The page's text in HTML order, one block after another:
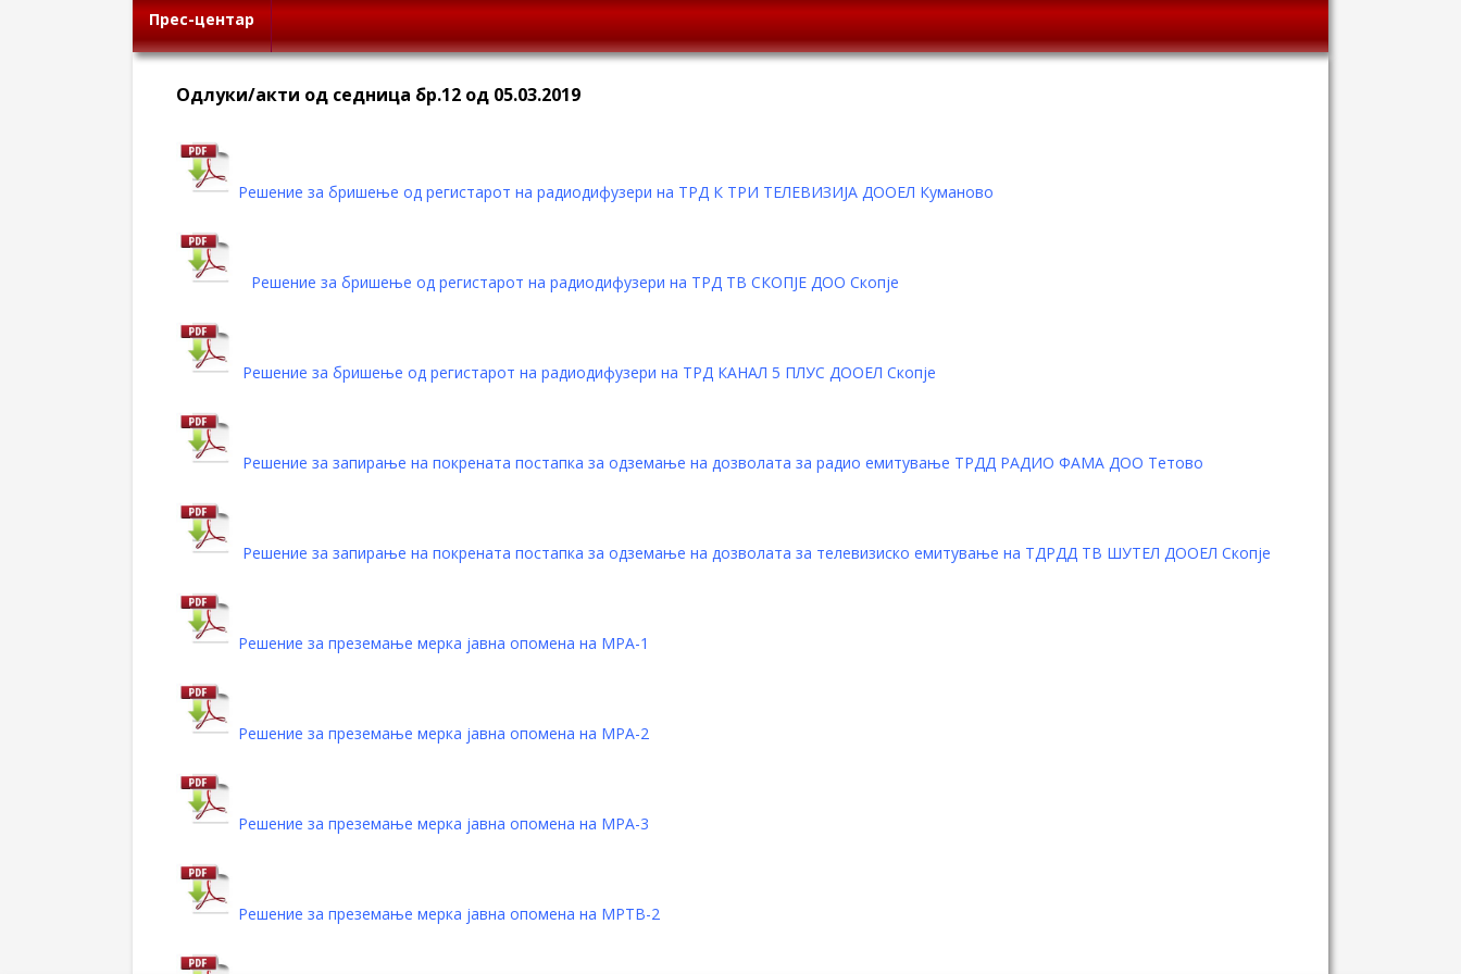
Прес-центар
Oдлуки/акти од седница бр.12 од 05.03.2019
Решение за бришење од регистарот на радиодифузери на ТРД К ТРИ ТЕЛЕВИЗИЈА ДООЕЛ Куманово
Решение за бришење од регистарот на радиодифузери на ТРД ТВ СКОПЈЕ ДОО Скопје
Решение за бришење од регистарот на радиодифузери на ТРД КАНАЛ 5 ПЛУС ДООЕЛ Скопје
Решение за запирање на покрената постапка за одземање на дозволата за радио емитување ТРДД РАДИО ФАМА ДОО Тетово
Решение за запирање на покрената постапка за одземање на дозволата за телевизиско емитување на ТДРДД ТВ ШУТЕЛ ДООЕЛ Скопје
Решение за преземање мерка јавна опомена на МРА-1
Решение за преземање мерка јавна опомена на МРА-2
Решение за преземање мерка јавна опомена на МРА-3
Решение за преземање мерка јавна опомена на МРТВ-2